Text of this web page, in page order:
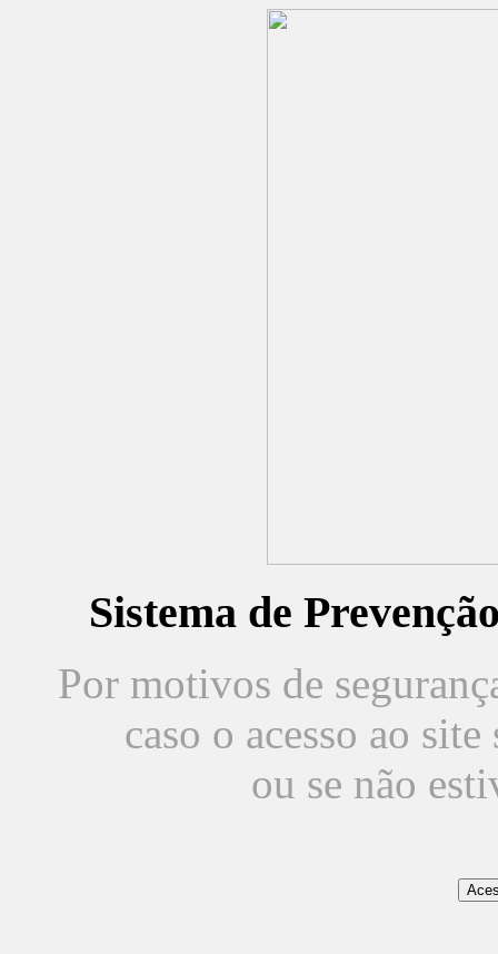
Sistema de
Por motivos de
caso o acesso ao
ou se não